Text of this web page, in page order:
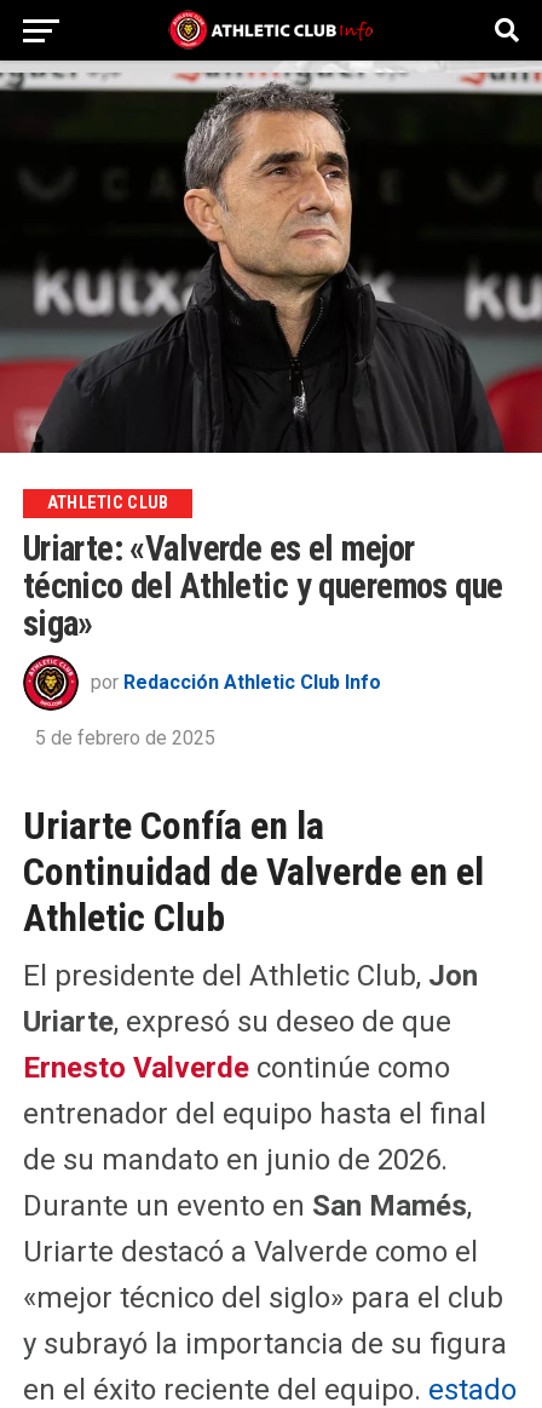
ATHLETIC CLUB
Uriarte: «Valverde es el mejor
técnico del Athletic y queremos que
siga»
por Redacción Athletic Club Info
5 de febrero de 2025
Uriarte Confía en la
Continuidad de Valverde en el
Athletic Club
El presidente del Athletic Club, Jon
Uriarte, expresó su deseo de que
Ernesto Valverdecontinúe como
entrenador del equipo hasta el final
de su mandato en junio de 2026.
Durante un evento en San Mamés,
Uriarte destacó a Valverde como el
«mejor técnico del siglo» para el club
y subrayó la importancia de su figura
en el éxito reciente del equipo. estado